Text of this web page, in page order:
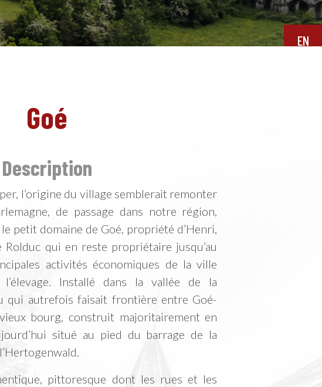
EN
Goé
Description
l’origine du village semblerait remonter
de passage dans notre région,
petit domaine de Goé, propriété d’Henri,
Rolduc qui en reste propriétaire jusqu’au
activités économiques de la ville
Installé dans la vallée de la
qui autrefois faisait frontière entre Goé-
bourg, construit majoritairement en
situé au pied du barrage de la
pittoresque dont les rues et les